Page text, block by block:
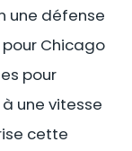
une défense
Chicago
pour
une vitesse
cette